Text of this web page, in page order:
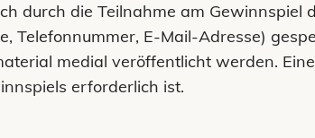
durch die Teilnahme am
Telefonnummer, E-Mail-Adresse)
medial veröffentlicht werden.
erforderlich ist.